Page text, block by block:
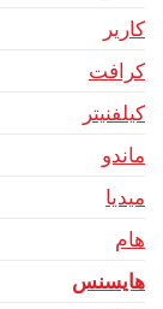
كارير
كرافت
كيلفنيتر
ماندو
ميديا
هام
هايسنس